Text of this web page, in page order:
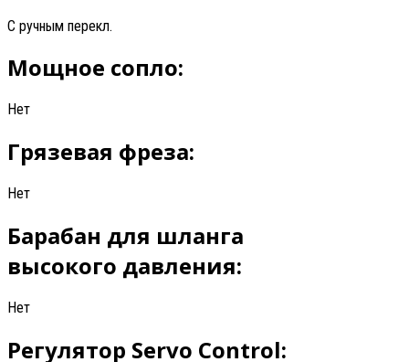
С ручным перекл.
Мощное сопло:
Нет
Грязевая фреза:
Нет
Барабан для шланга
высокого давления:
Нет
Регулятор Servo Control: